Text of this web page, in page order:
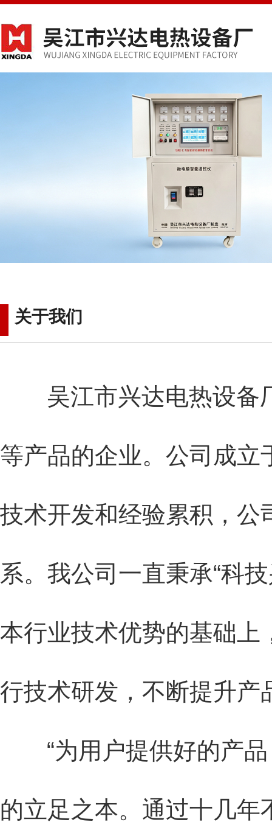
关于我们
吴江市兴达电热设备
等产品的企业。公司成
技术开发和经验累积，公
系。我公司一直秉承“科
本行业技术优势的基础上
行技术研发，不断提升产
“为用户提供好的产品
的立足之本。通过十几